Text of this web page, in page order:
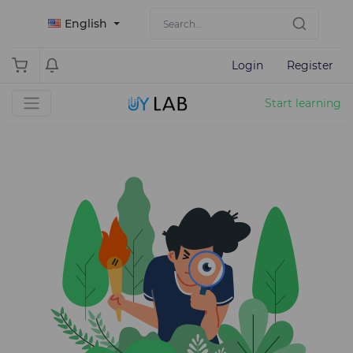
English
Login Register
Start learning